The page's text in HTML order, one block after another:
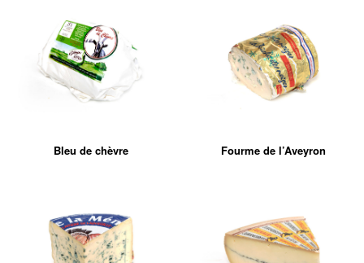
Bleu de chèvre Fourme de l’Aveyron